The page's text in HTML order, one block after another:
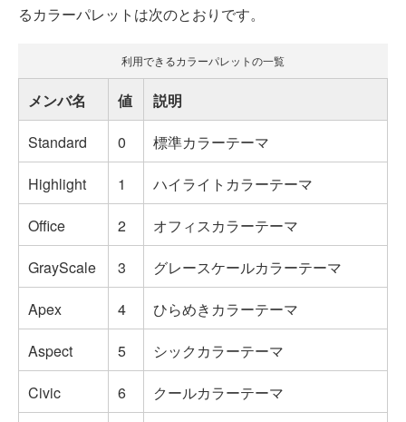
るカラーパレットは次のとおりです。
利用できるカラーパレットの一覧
メンバ名 値
説明
Standard
0
標準カラーテーマ
Highlight
1
ハイライトカラーテーマ
Office
2
オフィスカラーテーマ
GrayScale
3
グレースケールカラーテーマ
Apex
4
ひらめきカラーテーマ
Aspect
5
シックカラーテーマ
Civic
6
クールカラーテーマ